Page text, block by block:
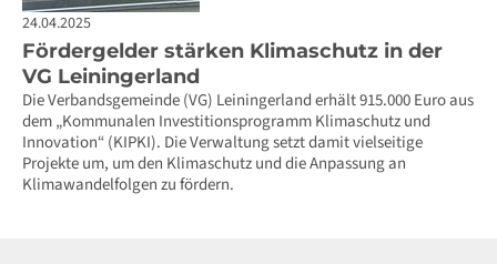
24.04.2025
Fördergelder stärken Klimaschutz in der
VG Leiningerland
Die Verbandsgemeinde (VG) Leiningerland erhält 915.000 Euro aus
dem „Kommunalen Investitionsprogramm Klimaschutz und
Innovation“ (KIPKI). Die Verwaltung setzt damit vielseitige
Projekte um, um den Klimaschutz und die Anpassung an
Klimawandelfolgen zu fördern.